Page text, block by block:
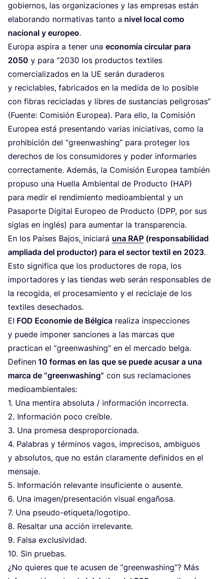
gobier­nos, las orga­ni­za­cio­nes y las empre­sas están
ela­bo­ran­do nor­ma­ti­vas tan­to a nivel local como
nacio­nal y euro­peo.
Euro­pa aspi­ra a tener una eco­no­mía cir­cu­lar para
2050 y para “2030 los pro­duc­tos tex­ti­les
comer­cia­li­za­dos en la UE serán dura­de­ros
y reci­cla­bles, fabri­ca­dos en la medi­da de lo posi­ble
con fibras reci­cla­das y libres de sus­tan­cias peli­gro­sas”
(Fuen­te: Comi­sión Euro­pea). Para ello, la Comi­sión
Euro­pea está pre­sen­tan­do varias ini­cia­ti­vas, como la
prohi­bi­ción del “green­wa­shing” para pro­te­ger los
dere­chos de los con­su­mi­do­res y poder infor­mar­les
correc­ta­men­te. Ade­más, la Comi­sión Euro­pea tam­bién
pro­pu­so una Hue­lla Ambien­tal de Pro­duc­to (HAP)
para medir el ren­di­mien­to medioam­bien­tal y un
Pasa­por­te Digi­tal Euro­peo de Pro­duc­to (DPP, por sus
siglas en inglés) para aumen­tar la transparencia.
En los Paí­ses Bajos, ini­cia­rá una RAP (res­pon­sa­bi­li­dad
amplia­da del pro­duc­tor) para el sec­tor tex­til en 2023.
Esto sig­ni­fi­ca que los pro­duc­to­res de ropa, los
impor­ta­do­res y las tien­das web serán res­pon­sa­bles de
la reco­gi­da, el pro­ce­sa­mien­to y el reci­cla­je de los
tex­ti­les desechados.
El FOD Eco­no­mie de Bél­gi­ca rea­li­za ins­pec­cio­nes
y pue­de impo­ner san­cio­nes a las mar­cas que
prac­ti­can el “green­wa­shing” en el mer­ca­do bel­ga.
Defi­nen 10 for­mas en las que se pue­de acu­sar a una
mar­ca de “green­wa­shing” con sus recla­ma­cio­nes
medioambientales:
1. Una men­ti­ra abso­lu­ta / infor­ma­ción incorrecta.
2. Infor­ma­ción poco creíble.
3. Una pro­me­sa desproporcionada.
4. Pala­bras y tér­mi­nos vagos, impre­ci­sos, ambi­guos
y abso­lu­tos, que no están cla­ra­men­te defi­ni­dos en el
mensaje.
5. Infor­ma­ción rele­van­te insu­fi­cien­te o ausente.
6. Una imagen/​presentación visual engañosa.
7. Una pseu­do-eti­que­ta/­lo­go­ti­po.
8. Resal­tar una acción irrelevante.
9. Fal­sa exclusividad.
10. Sin pruebas.
¿No quie­res que te acu­sen de “green­wa­shing”? Más